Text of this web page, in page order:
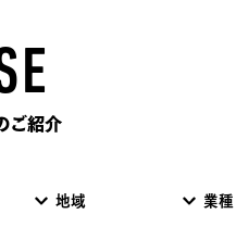
ご紹介
地域 業種